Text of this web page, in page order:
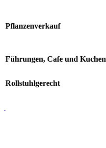
Pflanzenverkauf
Führungen, Cafe und Kuchen
Rollstuhlgerecht
.